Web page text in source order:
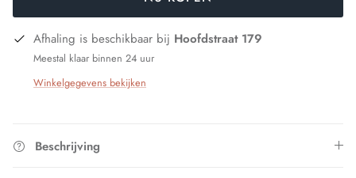
Afhaling is beschikbaar bij Hoofdstraat 179
Meestal klaar binnen 24 uur
Winkelgegevens bekijken
Beschrijving